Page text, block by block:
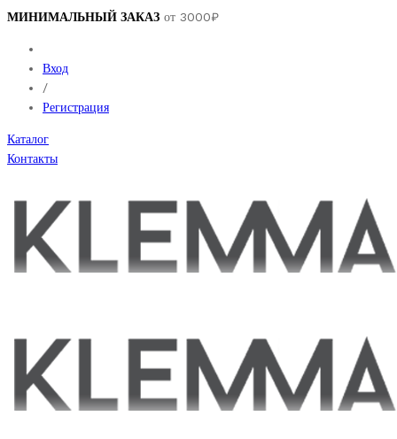
МИНИМАЛЬНЫЙ ЗАКАЗ от 3000₽
Вход
/
Регистрация
Каталог
Контакты